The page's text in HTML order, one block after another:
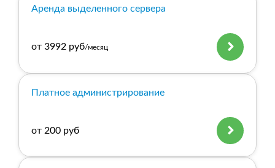
Аренда выделенного сервера
от 3992 руб/месяц
Платное администрирование
от 200 руб